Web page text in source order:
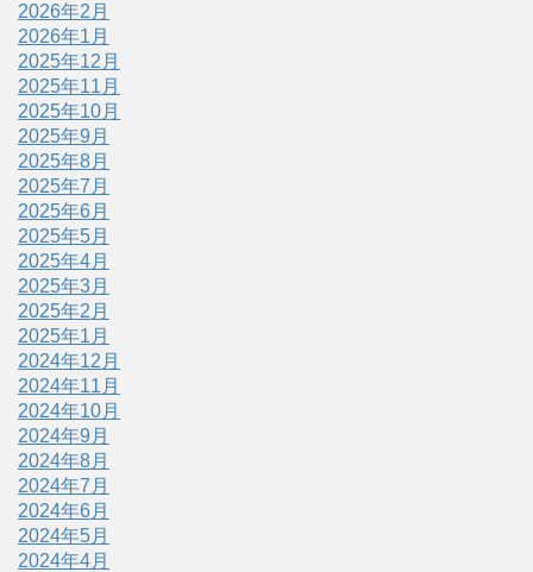
2026年2月
2026年1月
2025年12月
2025年11月
2025年10月
2025年9月
2025年8月
2025年7月
2025年6月
2025年5月
2025年4月
2025年3月
2025年2月
2025年1月
2024年12月
2024年11月
2024年10月
2024年9月
2024年8月
2024年7月
2024年6月
2024年5月
2024年4月